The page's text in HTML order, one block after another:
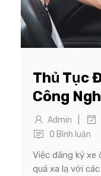
Thủ Tục
Công
Admin
0 Bình luận
Việc đăng ký
quá xa lạ với